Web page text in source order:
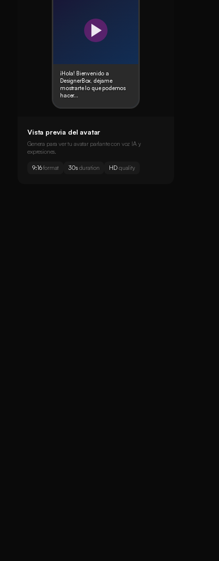
¡Hola! Bienvenido a
DesignerBox, déjame
mostrarte lo que podemos
hacer...
Vista previa del avatar
Genera para ver tu avatar parlante con voz IA y
expresiones.
9:16format 30sduration HD quality